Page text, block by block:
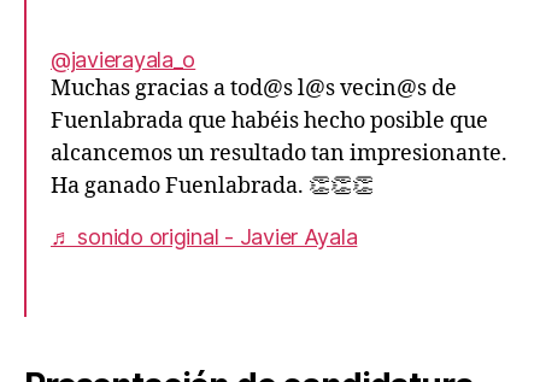
@javierayala_o
Muchas gracias a tod@s l@s vecin@s de
Fuenlabrada que habéis hecho posible que
alcancemos un resultado tan impresionante.
Ha ganado Fuenlabrada. 👏👏👏
♬ sonido original - Javier Ayala